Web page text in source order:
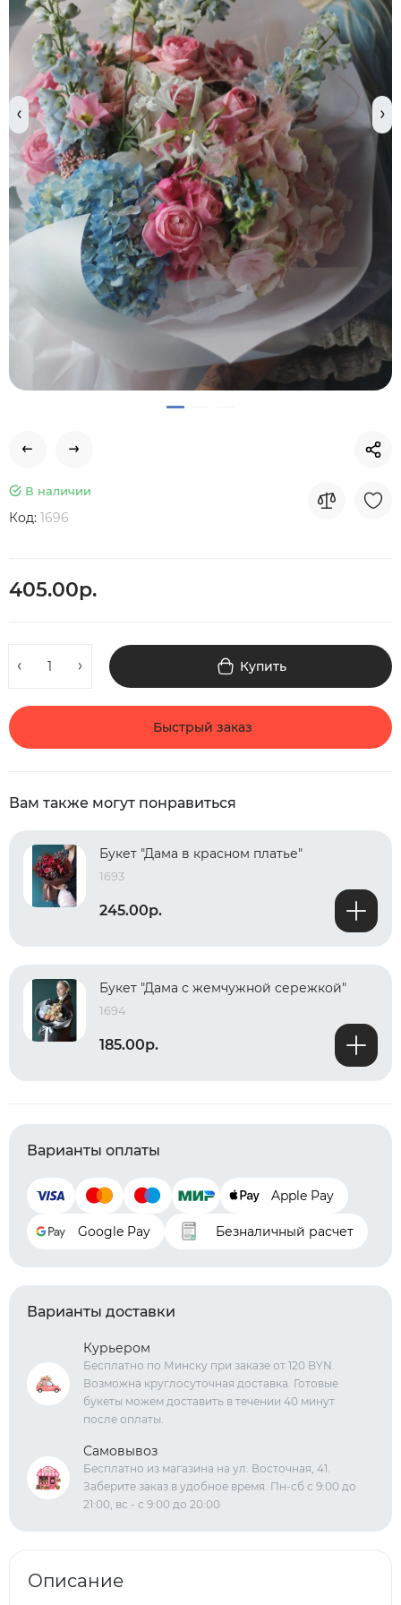
В наличии
Код: 1696
405.00р.
Купить
Быстрый заказ
Вам также могут понравиться
Букет "Дама в красном платье"
1693
245.00р.
Букет "Дама с жемчужной сережкой"
1694
185.00р.
Варианты оплаты
Apple Pay
Google Pay Безналичный расчет
Варианты доставки
Курьером
Бесплатно по Минску при заказе от 120 BYN.
Возможна круглосуточная доставка. Готовые
букеты можем доставить в течении 40 минут
после оплаты.
Самовывоз
Бесплатно из магазина на ул. Восточная, 41.
Заберите заказ в удобное время. Пн-сб с 9:00 до
21:00, вс - с 9:00 до 20:00
Описание